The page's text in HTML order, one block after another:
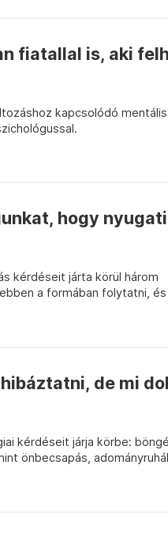
fiatallal is, aki
kapcsolódó mentális
hogy nyugati
kérdéseit járta körül három
a formában folytatni,
de mi
kérdéseit járja körbe:
önbecsapás,